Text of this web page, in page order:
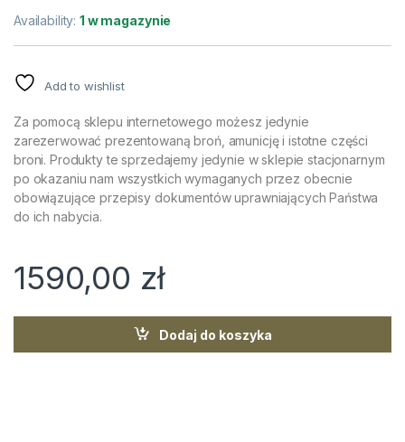
Availability:1 w magazynie
Add to wishlist
Za pomocą sklepu internetowego możesz jedynie
zarezerwować prezentowaną broń, amunicję i istotne części
broni. Produkty te sprzedajemy jedynie w sklepie stacjonarnym
po okazaniu nam wszystkich wymaganych przez obecnie
obowiązujące przepisy dokumentów uprawniających Państwa
do ich nabycia.
1590,00 zł
Dodaj do koszyka